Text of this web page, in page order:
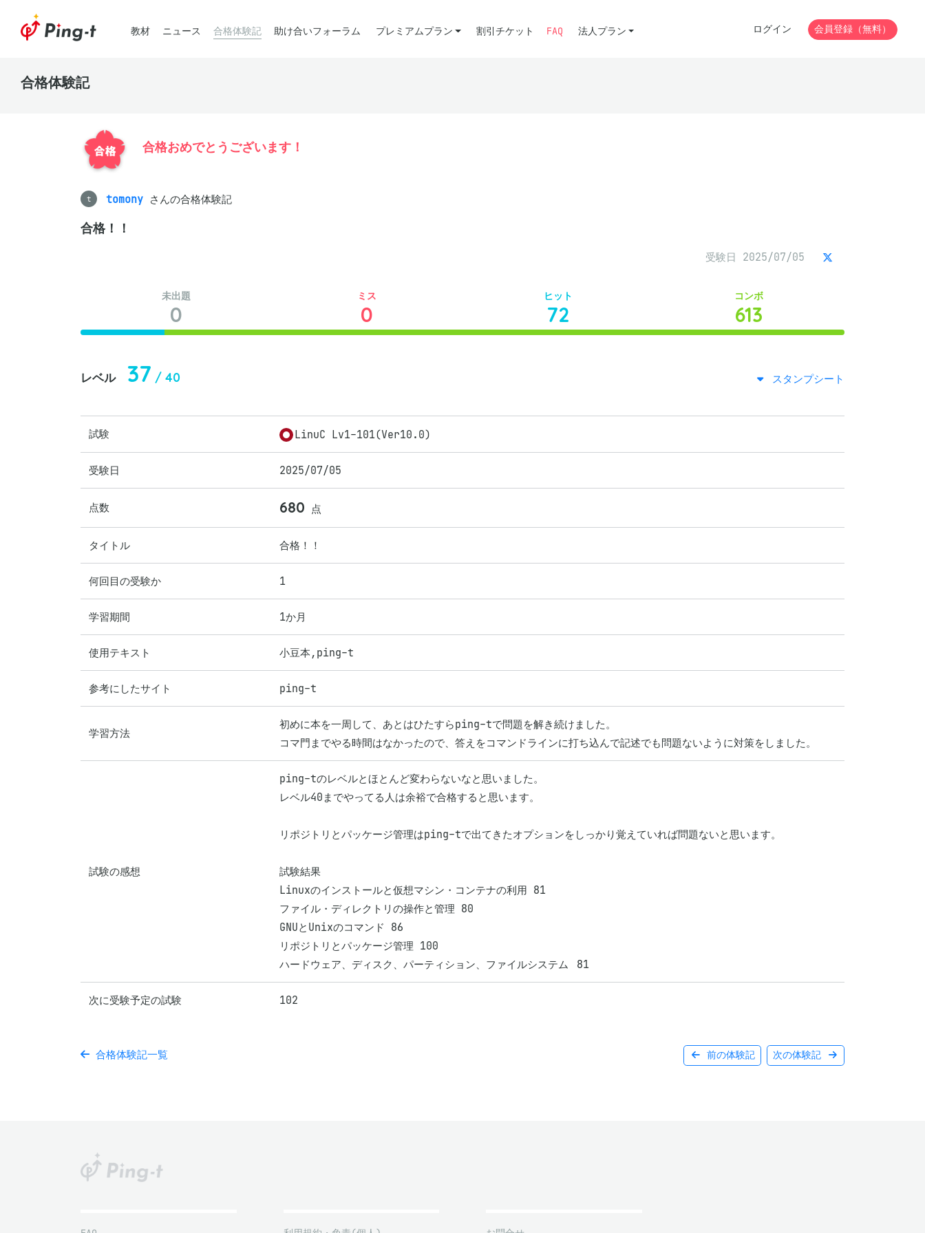
教材 ニュース 合格体験記 助け合いフォーラム プレミアムプラン 割引チケット FAQ 法人プラン ログイン 会員登録（無料）
合格体験記
合格おめでとうございます！
t tomony さんの合格体験記
合格！！
受験日 2025/07/05
未出題
0
ミス
0
ヒット
72
コンボ
613
レベル 37 / 40 スタンプシート
試験 LinuC Lv1-101(Ver10.0)
受験日 2025/07/05
点数 680 点
タイトル 合格！！
何回目の受験か 1
学習期間 1か月
使用テキスト 小豆本,ping-t
参考にしたサイト ping-t
学習方法
初めに本を一周して、あとはひたすらping-tで問題を解き続けました。
コマ門までやる時間はなかったので、答えをコマンドラインに打ち込んで記述でも問題ないように対策をしました。
試験の感想
ping-tのレベルとほとんど変わらないなと思いました。
レベル40までやってる人は余裕で合格すると思います。
リポジトリとパッケージ管理はping-tで出てきたオプションをしっかり覚えていれば問題ないと思います。
試験結果
Linuxのインストールと仮想マシン・コンテナの利用 81
ファイル・ディレクトリの操作と管理 80
GNUとUnixのコマンド 86
リポジトリとパッケージ管理 100
ハードウェア、ディスク、パーティション、ファイルシステム	81
次に受験予定の試験 102
前の体験記 次の体験記
合格体験記一覧